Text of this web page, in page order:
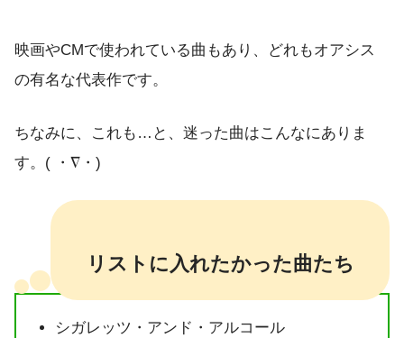
映画やCMで使われている曲もあり、どれもオアシス
の有名な代表作です。
ちなみに、これも…と、迷った曲はこんなにありま
す。( ・∇・)
リストに入れたかった曲たち
シガレッツ・アンド・アルコール